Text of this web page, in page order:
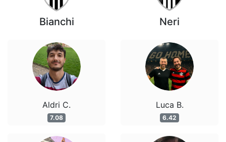
Bianchi
Aldri C.
7.08
Neri
Luca B.
6.42